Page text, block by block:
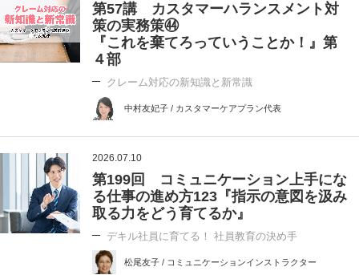
第57講 カスタマーハランスメント対
策の実務策㊹
『これを棄てろっていうことか！』第
４部
クレーム対応の新知識と新常識
中村友妃子 / カスタマーケアプラン代表
2026.07.10
第199回 コミュニケーション上手にな
る仕事の進め方123『指示の意図を汲み
取る力をどう育てるか』
デキル社員に育てる！ 社員教育の決め手
松尾友子 / コミュニケーションインストラクター